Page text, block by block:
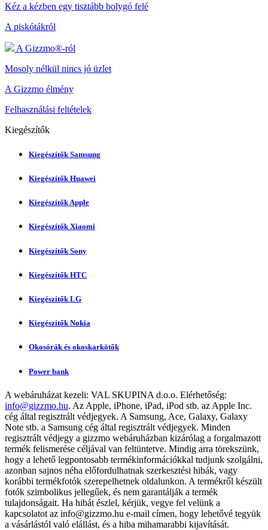
Kéz a kézben egy tisztább bolygó felé
A piskótákról
A Gizzmo®-ról
Mosoly nélkül nincs jó üzlet
A Gizzmo élmény
Felhasználási feltételek
Kiegészítők
Kiegészítők Samsung
Kiegészítők Huawei
Kiegészítők Apple
Kiegészítők Xiaomi
Kiegészítők Sony
Kiegészítők HTC
Kiegészítők LG
Kiegészítők Nokia
Okosórák és okoskarkötők
Power bank
A webáruházat kezeli: VAL SKUPINA d.o.o. Elérhetőség:
info@gizzmo.hu. Az Apple, iPhone, iPad, iPod stb. az Apple Inc.
cég által regisztrált védjegyek. A Samsung, Ace, Galaxy, Galaxy
Note stb. a Samsung cég által regisztrált védjegyek. Minden
regisztrált védjegy a gizzmo webáruházban kizárólag a forgalmazott
termék felismerése céljával van feltüntetve. Mindig arra törekszünk,
hogy a lehető legpontosabb termékinformációkkal tudjunk szolgálni,
azonban sajnos néha előfordulhatnak szerkesztési hibák, vagy
korábbi termékfotók szerepelhetnek oldalunkon. A termékről készült
fotók szimbolikus jellegűek, és nem garantálják a termék
tulajdonságait. Ha hibát észlel, kérjük, vegye fel velünk a
kapcsolatot az info@gizzmo.hu e-mail címen, hogy lehetővé tegyük
a vásárlástól való elállást, és a hiba mihamarabbi kijavítását.